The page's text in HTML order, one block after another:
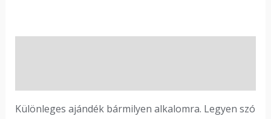
Különleges ajándék bármilyen alkalomra. Legyen szó